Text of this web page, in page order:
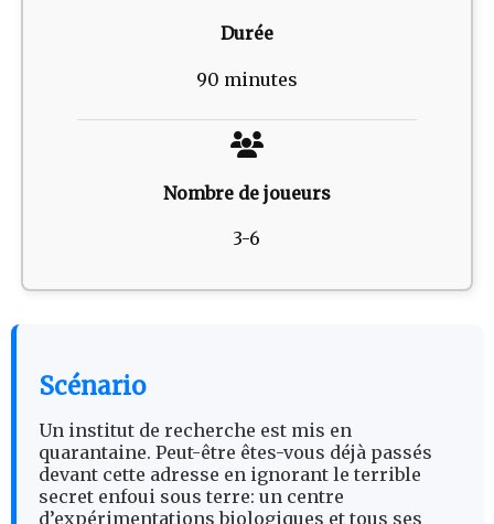
Durée
90 minutes
Nombre de joueurs
3-6
Scénario
Un institut de recherche est mis en
quarantaine. Peut-être êtes-vous déjà passés
devant cette adresse en ignorant le terrible
secret enfoui sous terre: un centre
d’expérimentations biologiques et tous ses